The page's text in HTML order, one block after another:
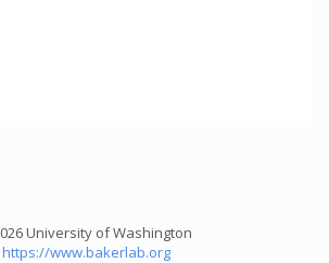
University of Washington
https://www.bakerlab.org